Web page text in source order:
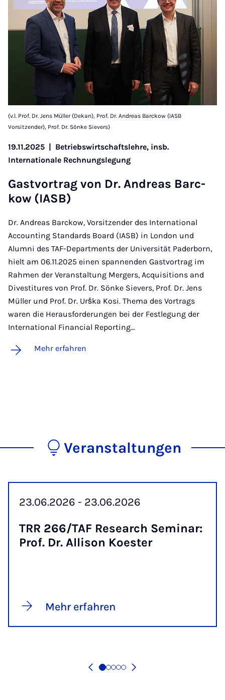
(v.l. Prof. Dr. Jens Müller (Dekan), Prof. Dr. Andreas Barckow (IASB
Vorsitzender), Prof. Dr. Sönke Sievers)
19.11.2025 | Betriebswirtschaftslehre, insb.
Internationale Rechnungslegung
Gast­vor­trag von Dr. An­dre­as Ba­r­c­
kow (IASB)
Dr. Andreas Barckow, Vorsitzender des International
Accounting Standards Board (IASB) in London und
Alumni des TAF-Departments der Universität Paderborn,
hielt am 06.11.2025 einen spannenden Gastvortrag im
Rahmen der Veranstaltung Mergers, Acquisitions and
Divestitures von Prof. Dr. Sönke Sievers, Prof. Dr. Jens
Müller und Prof. Dr. Urška Kosi. Thema des Vortrags
waren die Herausforderungen bei der Festlegung der
International Financial Reporting…
Mehr erfahren
Veranstaltungen
23.06.2026 - 23.06.2026
TRR 266/TAF Re­sea­rch Se­mi­nar:
Prof. Dr. Al­li­son Koes­ter
Mehr erfahren